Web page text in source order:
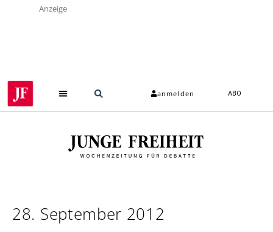
Anzeige
anmelden ABO
28. September 2012